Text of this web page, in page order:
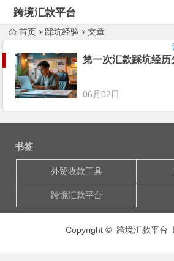
跨境汇款平台
首页 踩坑经验 文章
第一次汇款踩坑经历
06月02日
书签
外贸收款工具
跨境汇款平台
Copyright © 跨境汇款平台